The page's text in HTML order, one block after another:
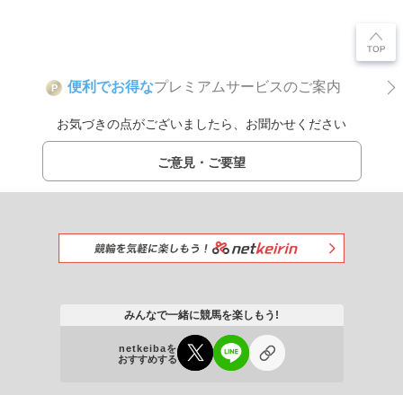
P 便利でお得なプレミアムサービスのご案内
お気づきの点がございましたら、お聞かせください
ご意見・ご要望
みんなで一緒に競馬を楽しもう!
netkeibaを
おすすめする